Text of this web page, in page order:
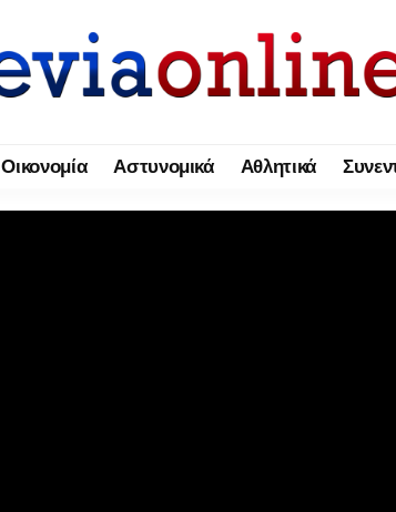
Οικονομία Αστυνομικά Αθλητικά